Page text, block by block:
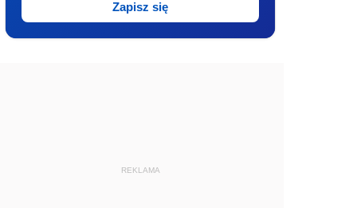
Zapisz się
REKLAMA